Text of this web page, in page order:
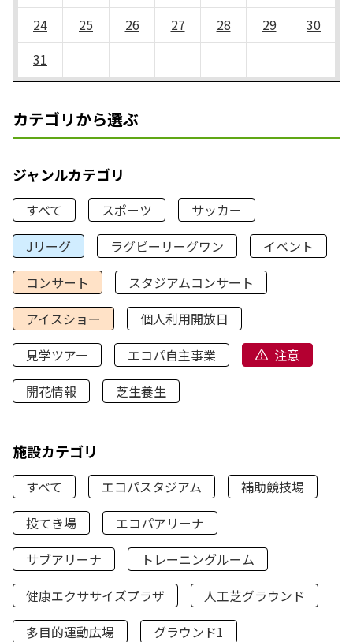
24
25 26 27 28 29
30
31
カテゴリから選ぶ
ジャンルカテゴリ
すべて スポーツ
サッカー
Jリーグ
ラグビーリーグワン
イベント
コンサート
スタジアムコンサート
アイスショー
個人利用開放日
見学ツアー
エコパ自主事業
注意
開花情報
芝生養生
施設カテゴリ
すべて エコパスタジアム
補助競技場
投てき場
エコパアリーナ
サブアリーナ
トレーニングルーム
健康エクササイズプラザ
人工芝グラウンド
多目的運動広場
グラウンド1